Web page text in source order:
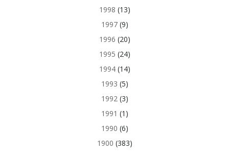
1998 (13)
1997(9)
1996 (20)
1995 (24)
1994(14)
1993 (5)
1992 (3)
1991 (1)
1990 (6)
1900 (383)